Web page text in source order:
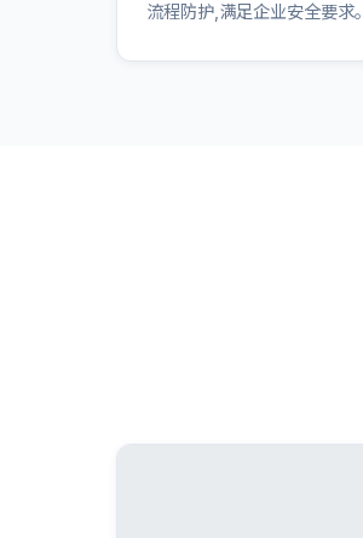
流程防护,满足企业安全要求。